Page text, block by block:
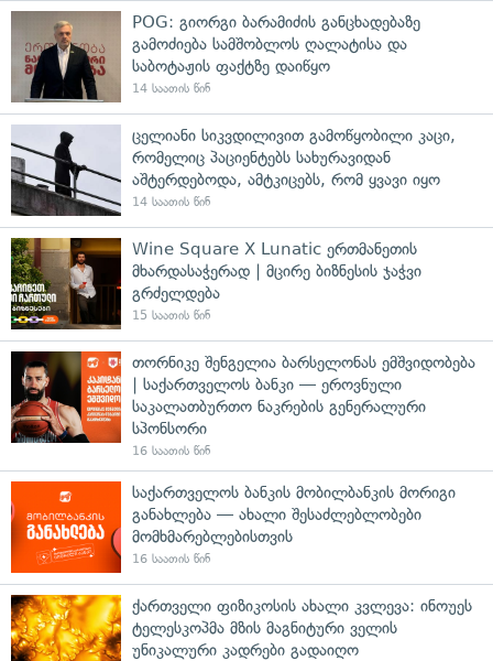
POG: გიორგი ბარამიძის განცხადებაზე
გამოძიება სამშობლოს ღალატისა და
საბოტაჟის ფაქტზე დაიწყო
14 საათის წინ
ცელიანი სიკვდილივით გამოწყობილი კაცი,
რომელიც პაციენტებს სახურავიდან
აშტერდებოდა, ამტკიცებს, რომ ყვავი იყო
14 საათის წინ
Wine Square X Lunatic ერთმანეთის
მხარდასაჭერად | მცირე ბიზნესის ჯაჭვი
გრძელდება
15 საათის წინ
თორნიკე შენგელია ბარსელონას ემშვიდობება
| საქართველოს ბანკი — ეროვნული
საკალათბურთო ნაკრების გენერალური
სპონსორი
16 საათის წინ
საქართველოს ბანკის მობილბანკის მორიგი
განახლება — ახალი შესაძლებლობები
მომხმარებლებისთვის
16 საათის წინ
ქართველი ფიზიკოსის ახალი კვლევა: ინოუეს
ტელესკოპმა მზის მაგნიტური ველის
უნიკალური კადრები გადაიღო